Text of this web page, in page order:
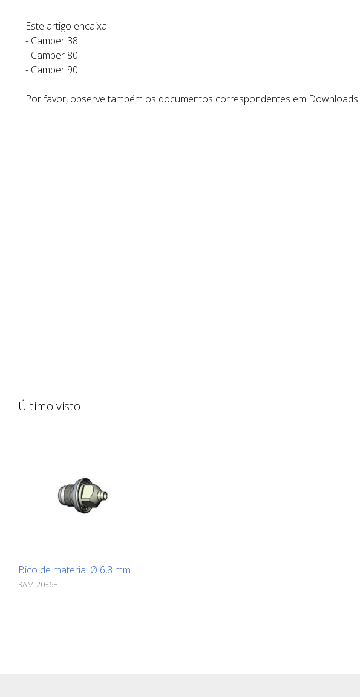
Este artigo encaixa
- Camber 38
- Camber 80
- Camber 90
Por favor, observe também os documentos correspondentes em Downloads!
Último visto
Bico de material Ø 6,8 mm
KAM-2036F